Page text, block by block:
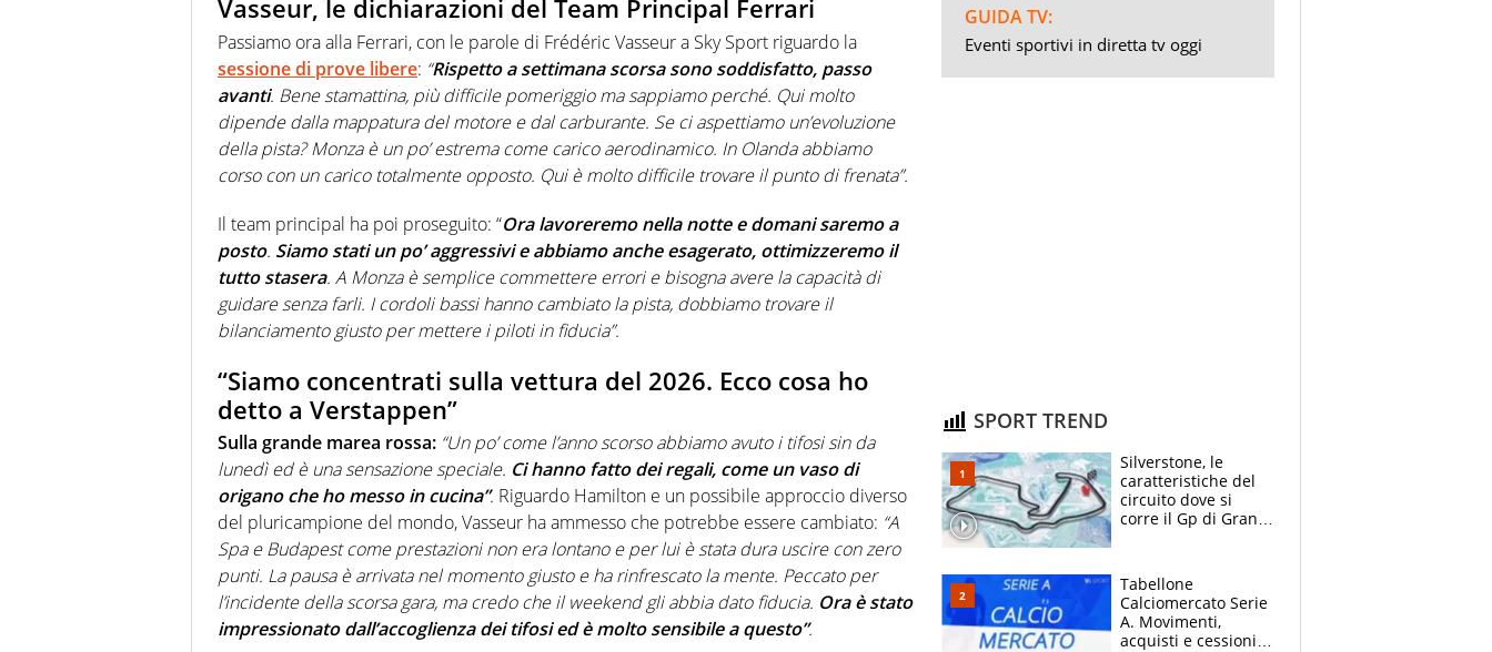
Vasseur, le dichiarazioni del Team Principal Ferrari
Passiamo ora alla Ferrari, con le parole di Frédéric Vasseur a Sky Sport riguardo la
sessione di prove libere: “Rispetto a settimana scorsa sono soddisfatto, passo
avanti. Bene stamattina, più difficile pomeriggio ma sappiamo perché. Qui molto
dipende dalla mappatura del motore e dal carburante. Se ci aspettiamo un’evoluzione
della pista? Monza è un po’ estrema come carico aerodinamico. In Olanda abbiamo
corso con un carico totalmente opposto. Qui è molto difficile trovare il punto di frenata”.
Il team principal ha poi proseguito: “Ora lavoreremo nella notte e domani saremo a
posto. Siamo stati un po’ aggressivi e abbiamo anche esagerato, ottimizzeremo il
tutto stasera. A Monza è semplice commettere errori e bisogna avere la capacità di
guidare senza farli. I cordoli bassi hanno cambiato la pista, dobbiamo trovare il
bilanciamento giusto per mettere i piloti in fiducia”.
“Siamo concentrati sulla vettura del 2026. Ecco cosa ho
detto a Verstappen”
Sulla grande marea rossa: “Un po’ come l’anno scorso abbiamo avuto i tifosi sin da
lunedì ed è una sensazione speciale. Ci hanno fatto dei regali, come un vaso di
origano che ho messo in cucina”. Riguardo Hamilton e un possibile approccio diverso
del pluricampione del mondo, Vasseur ha ammesso che potrebbe essere cambiato: “A
Spa e Budapest come prestazioni non era lontano e per lui è stata dura uscire con zero
punti. La pausa è arrivata nel momento giusto e ha rinfrescato la mente. Peccato per
l’incidente della scorsa gara, ma credo che il weekend gli abbia dato fiducia. Ora è stato
impressionato dall’accoglienza dei tifosi ed è molto sensibile a questo”.
GUIDA TV:
Eventi sportivi in diretta tv oggi
SPORT TREND
Silverstone, le
caratteristiche del
circuito dove si
corre il Gp di Gran
Tabellone
Calciomercato Serie
A. Movimenti,
acquisti e cessioni: